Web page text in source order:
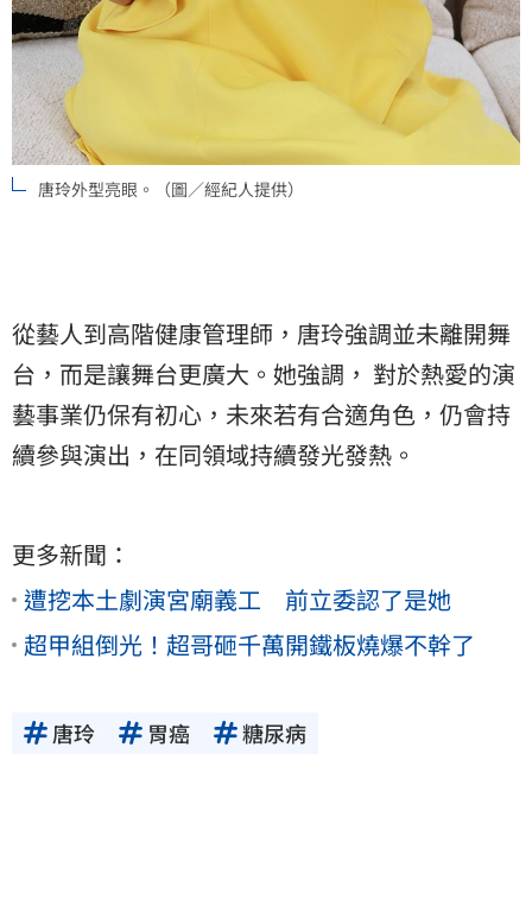
唐玲外型亮眼。（圖／經紀人提供）
從藝人到高階健康管理師，唐玲強調並未離開舞
台，而是讓舞台更廣大。她強調， 對於熱愛的演
藝事業仍保有初心，未來若有合適角色，仍會持
續參與演出，在同領域持續發光發熱。
更多新聞：
遭挖本土劇演宮廟義工 前立委認了是她
超甲組倒光！超哥砸千萬開鐵板燒爆不幹了
唐玲 胃癌 糖尿病